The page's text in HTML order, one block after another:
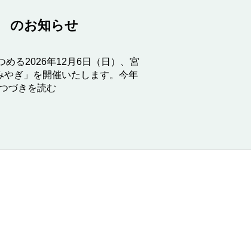
のお知らせ
る2026年12月6日（日）、宮
ぎ」を開催いたします。今年
づきを読む